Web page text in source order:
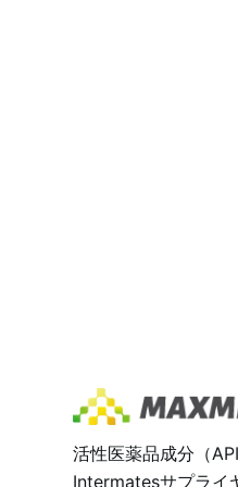
活性医薬品成分（
Intermatesサプライ